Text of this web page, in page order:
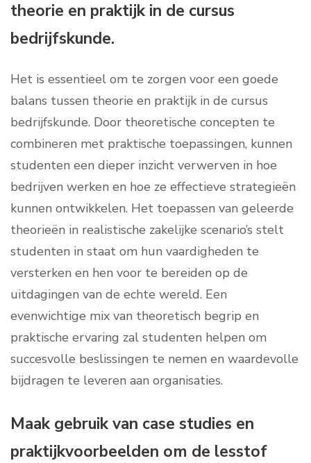
theorie en praktijk in de cursus
bedrijfskunde.
Het is essentieel om te zorgen voor een goede
balans tussen theorie en praktijk in de cursus
bedrijfskunde. Door theoretische concepten te
combineren met praktische toepassingen, kunnen
studenten een dieper inzicht verwerven in hoe
bedrijven werken en hoe ze effectieve strategieën
kunnen ontwikkelen. Het toepassen van geleerde
theorieën in realistische zakelijke scenario’s stelt
studenten in staat om hun vaardigheden te
versterken en hen voor te bereiden op de
uitdagingen van de echte wereld. Een
evenwichtige mix van theoretisch begrip en
praktische ervaring zal studenten helpen om
succesvolle beslissingen te nemen en waardevolle
bijdragen te leveren aan organisaties.
Maak gebruik van case studies en
praktijkvoorbeelden om de lesstof